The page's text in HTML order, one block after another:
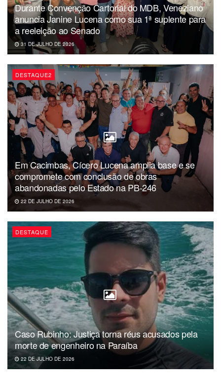
Durante Convenção Cartorial do MDB, Veneziano
anuncia Janine Lucena como sua 1ª suplente para
a reeleição ao Senado
31 DE JULHO DE 2026
DESTAQUE2
Em Cacimbas, Cícero Lucena amplia base e se
compromete com conclusão de obras
abandonadas pelo Estado na PB-246
22 DE JULHO DE 2026
DESTAQUE
Caso Rubinho: Justiça torna réus acusados pela
morte de engenheiro na Paraíba
22 DE JULHO DE 2026